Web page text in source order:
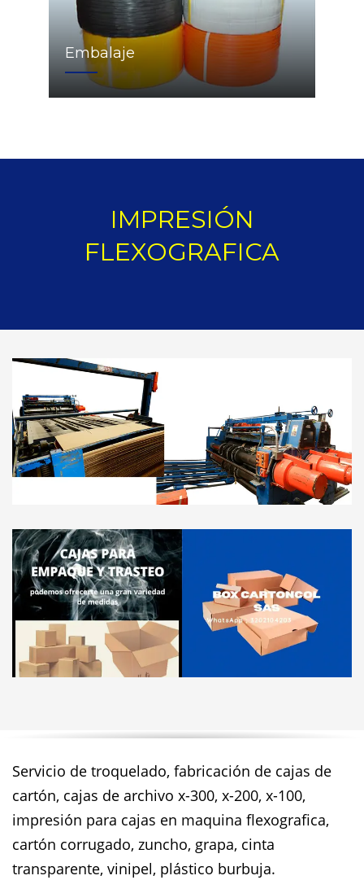
Embalaje
IMPRESIÓN
FLEXOGRAFICA
Servicio de troquelado, fabricación de cajas de
cartón, cajas de archivo x-300, x-200, x-100,
impresión para cajas en maquina flexografica,
cartón corrugado, zuncho, grapa, cinta
transparente, vinipel, plástico burbuja.